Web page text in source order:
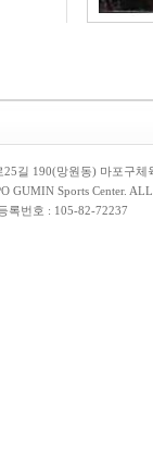
25길 190(망원동) 마포구
GUMIN Sports Center.
록번호 : 105-82-72237